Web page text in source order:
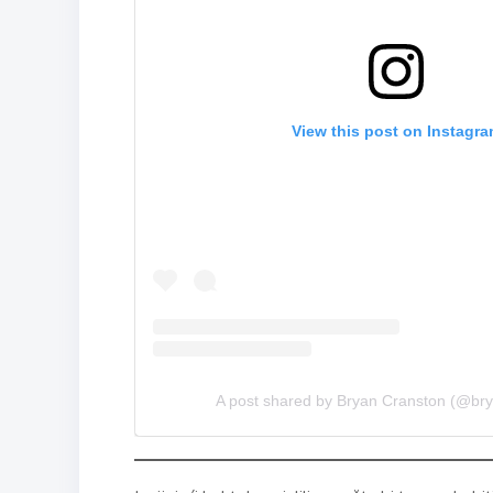
View this post on
A post shared by Bryan Cranston